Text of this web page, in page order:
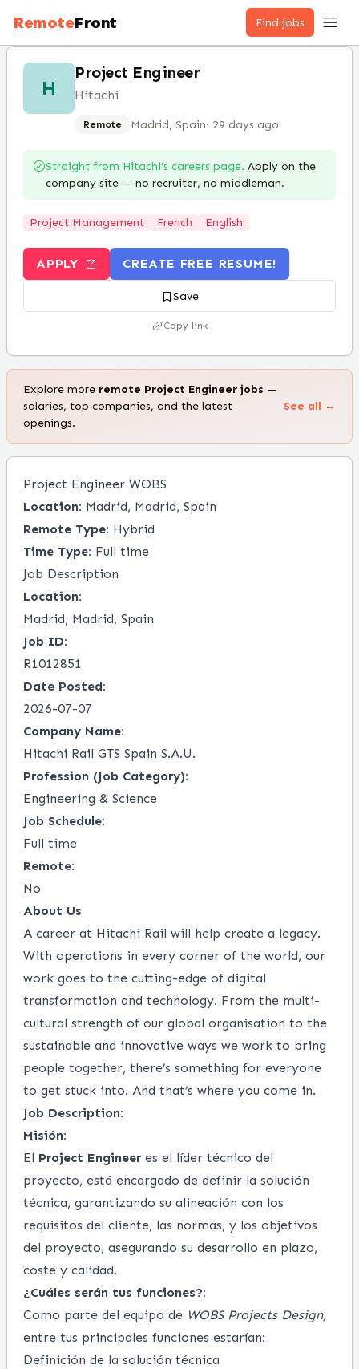
RemoteFront Find jobs
H
Project Engineer
Hitachi
Remote Madrid, Spain· 29 days ago
Straight from Hitachi’s careers page. Apply on the
company site — no recruiter, no middleman.
Project Management French English
APPLY CREATE FREE RESUME!
Save
Copy link
Explore more remote Project Engineer jobs —
salaries, top companies, and the latest
openings.
See all →
Project Engineer WOBS
Location: Madrid, Madrid, Spain
Remote Type: Hybrid
Time Type: Full time
Job Description
Location:
Madrid, Madrid, Spain
Job ID:
R1012851
Date Posted:
2026-07-07
Company Name:
Hitachi Rail GTS Spain S.A.U.
Profession (Job Category):
Engineering & Science
Job Schedule:
Full time
Remote:
No
About Us
A career at Hitachi Rail will help create a legacy.
With operations in every corner of the world, our
work goes to the cutting-edge of digital
transformation and technology. From the multi-
cultural strength of our global organisation to the
sustainable and innovative ways we work to bring
people together, there’s something for everyone
to get stuck into. And that’s where you come in.
Job Description:
Misión:
El Project Engineer es el líder técnico del
proyecto, está encargado de definir la solución
técnica, garantizando su alineación con los
requisitos del cliente, las normas, y los objetivos
del proyecto, asegurando su desarrollo en plazo,
coste y calidad.
¿Cuáles serán tus funciones?:
Como parte del equipo de WOBS Projects Design,
entre tus principales funciones estarían:
Definición de la solución técnica